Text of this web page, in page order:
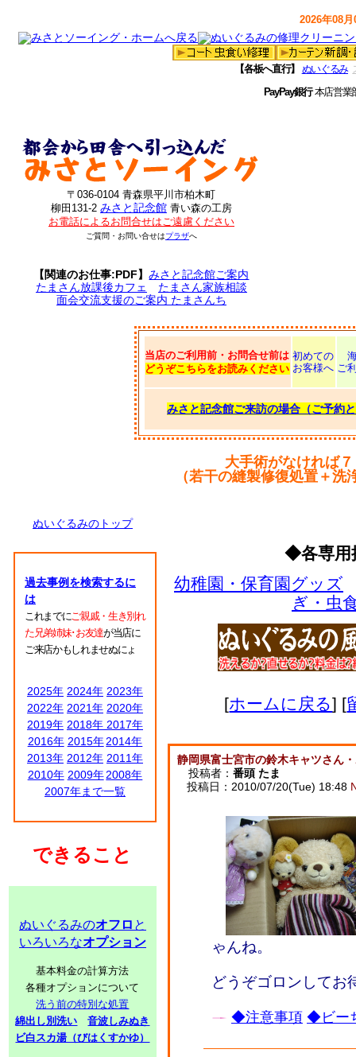
2026年08
【各板へ直行】 ぬいぐるみ
PayPay銀行本店営
〒036-0104 青森県平川市柏木町
柳田131-2 みさと記念館 青い森の工房
お電話によるお問合せはご遠慮ください
ご質問・お問い合せはプラザへ
【関連のお仕事:PDF】みさと記念館ご案内
たまさん放課後カフェ
たまさん家族相談
面会交流支援のご案内 たまさんち
当店のご利用前・お問合せ前は
どうぞこちらをお読みください
初めての
お客様へ ご
みさと記念館ご来訪の場合（ご予約
大手術がなければ
（若干の縫製修復処置＋
ぬいぐるみのトップ
過去事例を検索するに
は
これまでにご親戚・生き別れ
た兄弟姉妹･お友達が当店に
ご来店かもしれませぬにょ
2025年 2024年 2023年
2022年 2021年 2020年
2019年 2018年 2017年
2016年 2015年 2014年
2013年 2012年 2011年
2010年 2009年 2008年
2007年まで一覧
できること
ぬいぐるみのオフロ と
いろいろなオプション
基本料金の計算方法
各種オプションについて
洗う前の特別な処置
綿出し別洗い
音波しみぬき
ビ白スカ湯（びはくすかゆ）
◆各専用
幼稚園・保育園グッズ
ぎ・虫
[ホームに戻る] [
静岡県富士宮市の鈴木キャツさん
投稿者： 番頭 たま
投稿日：2010/07/20(Tue) 18:48
ゃんね。
どうぞゴロンしてお
◆注意事項 ◆ビー